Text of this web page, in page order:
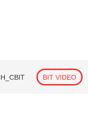
BIT VIDEO